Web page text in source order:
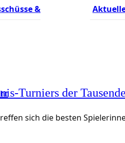
&
Turniers der
sich die besten